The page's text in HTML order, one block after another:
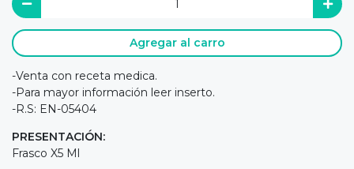
Agregar al carro
-Venta con receta medica.
-Para mayor información leer inserto.
-R.S: EN-05404
PRESENTACIÓN:
Frasco X5 Ml